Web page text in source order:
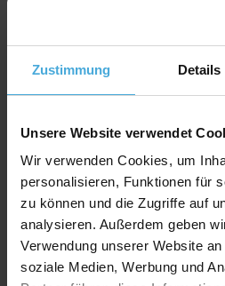
Zustimmung Details
Unsere Website verwendet
Wir verwenden Cookies, um
personalisieren, Funktionen für
zu können und die Zugriffe auf
analysieren. Außerdem geben
Verwendung unserer Website
soziale Medien, Werbung und
Canson Arches 88
Was ist Canson Arches 88
Wie wirkt die matte